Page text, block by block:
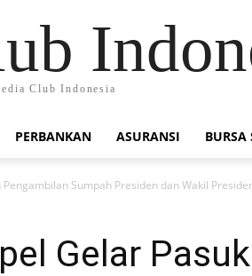
Club Indonesia
PERBANKAN ASURANSI BURSA
Sumpah Presiden dan Wakil
Gelar